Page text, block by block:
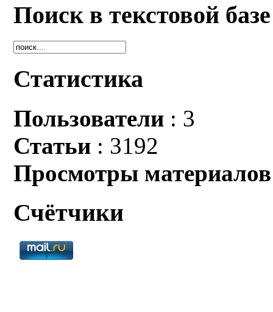
Поиск в текстовой базе
Статистика
Пользователи : 3
Статьи : 3192
Просмотры материалов
Счётчики